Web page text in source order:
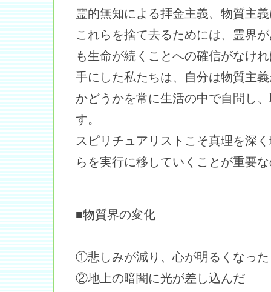
霊的無知による拝金主義、物質主
これらを捨て去るためには、霊界
も生命が続くことへの確信がなけ
手にした私たちは、自分は物質主
かどうかを常に生活の中で自問し
す。
スピリチュアリストこそ真理を深
らを実行に移していくことが重要
■物質界の変化
①悲しみが減り、心が明るくなった
②地上の暗闇に光が差し込んだ